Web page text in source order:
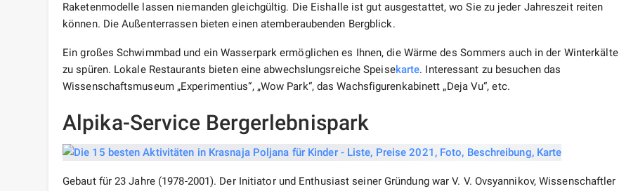
Raketenmodelle lassen niemanden gleichgültig. Die Eishalle ist gut ausgestattet, wo Sie zu jeder Jahreszeit reiten
können. Die Außenterrassen bieten einen atemberaubenden Bergblick.
Ein großes Schwimmbad und ein Wasserpark ermöglichen es Ihnen, die Wärme des Sommers auch in der Winterkälte
zu spüren. Lokale Restaurants bieten eine abwechslungsreiche Speisekarte. Interessant zu besuchen das
Wissenschaftsmuseum „Experimentius“, „Wow Park“, das Wachsfigurenkabinett „Deja Vu“, etc.
Alpika-Service Bergerlebnispark
Gebaut für 23 Jahre (1978-2001). Der Initiator und Enthusiast seiner Gründung war V. V. Ovsyannikov, Wissenschaftler